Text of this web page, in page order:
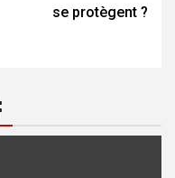
se protègent ?